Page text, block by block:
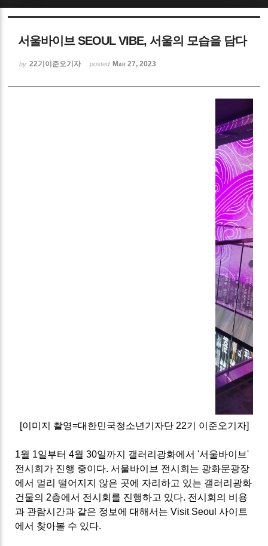
서울바이브 SEOUL VIBE, 서울의 모습을 담다
by 22기이준오기자 posted Mar 27, 2023
[이미지 촬영=대한민국청소년기자단 22기 이준오기자]
1월 1일부터 4월 30일까지 갤러리광화에서 '서울바이브'
전시회가 진행 중이다. 서울바이브 전시회는 광화문광장
에서 멀리 떨어지지 않은 곳에 자리하고 있는 갤러리광화
건물의 2층에서 전시회를 진행하고 있다. 전시회의 비용
과 관람시간과 같은 정보에 대해서는Visit Seoul사이트
에서 찾아볼 수 있다.